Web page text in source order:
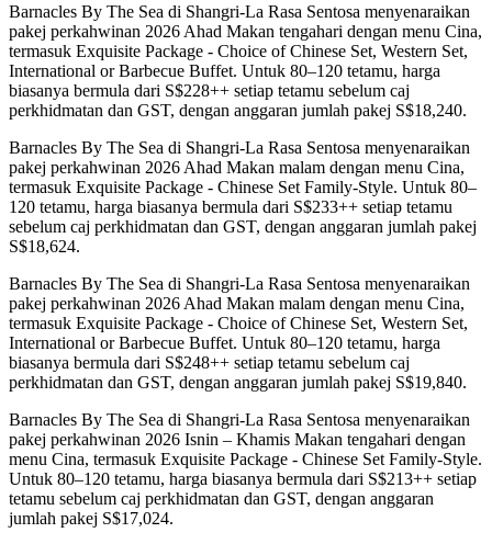
Barnacles By The Sea di Shangri-La Rasa Sentosa menyenaraikan
pakej perkahwinan 2026 Ahad Makan tengahari dengan menu Cina,
termasuk Exquisite Package - Choice of Chinese Set, Western Set,
International or Barbecue Buffet. Untuk 80–120 tetamu, harga
biasanya bermula dari S$228++ setiap tetamu sebelum caj
perkhidmatan dan GST, dengan anggaran jumlah pakej S$18,240.
Barnacles By The Sea di Shangri-La Rasa Sentosa menyenaraikan
pakej perkahwinan 2026 Ahad Makan malam dengan menu Cina,
termasuk Exquisite Package - Chinese Set Family-Style. Untuk 80–
120 tetamu, harga biasanya bermula dari S$233++ setiap tetamu
sebelum caj perkhidmatan dan GST, dengan anggaran jumlah pakej
S$18,624.
Barnacles By The Sea di Shangri-La Rasa Sentosa menyenaraikan
pakej perkahwinan 2026 Ahad Makan malam dengan menu Cina,
termasuk Exquisite Package - Choice of Chinese Set, Western Set,
International or Barbecue Buffet. Untuk 80–120 tetamu, harga
biasanya bermula dari S$248++ setiap tetamu sebelum caj
perkhidmatan dan GST, dengan anggaran jumlah pakej S$19,840.
Barnacles By The Sea di Shangri-La Rasa Sentosa menyenaraikan
pakej perkahwinan 2026 Isnin – Khamis Makan tengahari dengan
menu Cina, termasuk Exquisite Package - Chinese Set Family-Style.
Untuk 80–120 tetamu, harga biasanya bermula dari S$213++ setiap
tetamu sebelum caj perkhidmatan dan GST, dengan anggaran
jumlah pakej S$17,024.